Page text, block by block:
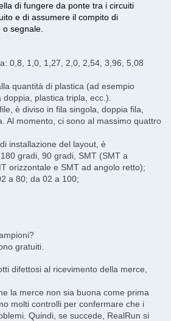
di fungere da ponte tra i circuiti
e di assumere il compito di
segnale.
0,8, 1,0, 1,27, 2,0, 2,54, 3,96, 5,08
quantità di plastica (ad esempio
plastica tripla, ecc.).
è diviso in fila singola, doppia fila,
Al momento, ci sono al massimo quattro
installazione del layout, è
gradi, 90 gradi, SMT (SMT a
orizzontale e SMT ad angolo retto);
a 80; da 02 a 100;
gratuiti.
difettosi al ricevimento della merce,
la merce non sia buona come prima
molti controlli per confermare che i
Quindi, se succede, RealRun si